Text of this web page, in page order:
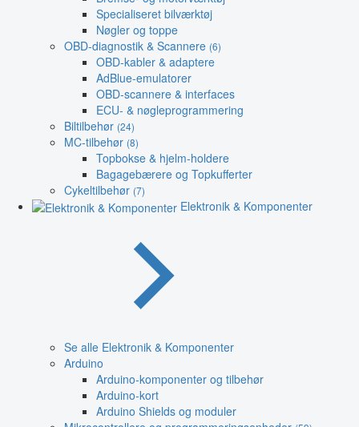
Specialiseret bilværktøj
Nøgler og toppe
OBD-diagnostik & Scannere (6)
OBD-kabler & adaptere
AdBlue-emulatorer
OBD-scannere & interfaces
ECU- & nøgleprogrammering
Biltilbehør (24)
MC-tilbehør (8)
Topbokse & hjelm-holdere
Bagagebærere og Topkufferter
Cykeltilbehør (7)
Elektronik & Komponenter
Se alle Elektronik & Komponenter
Arduino
Arduino-komponenter og tilbehør
Arduino-kort
Arduino Shields og moduler